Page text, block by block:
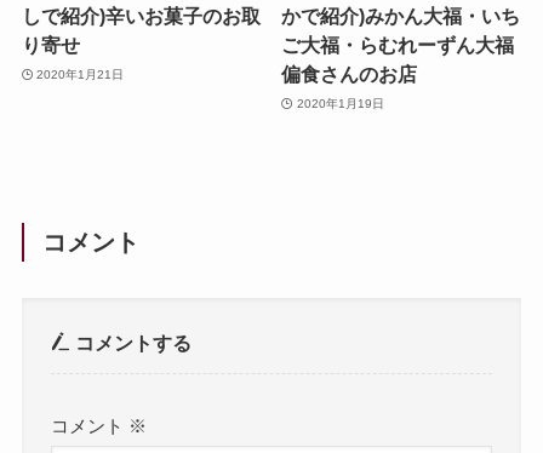
しで紹介)辛いお菓子のお取
り寄せ
2020年1月21日
かで紹介)みかん大福・いち
ご大福・らむれーずん大福
偏食さんのお店
2020年1月19日
コメント
コメントする
コメント ※